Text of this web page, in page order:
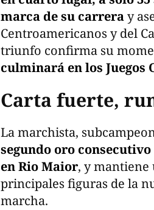
marca de su carreray
Centroamericanos y del
triunfo confirma su
culminará en los Juegos
Carta fuerte,
La marchista,
segundo oro
en Rio Maior, y mantiene
principales figuras de la
marcha.